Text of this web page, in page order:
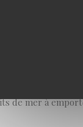
de mer à